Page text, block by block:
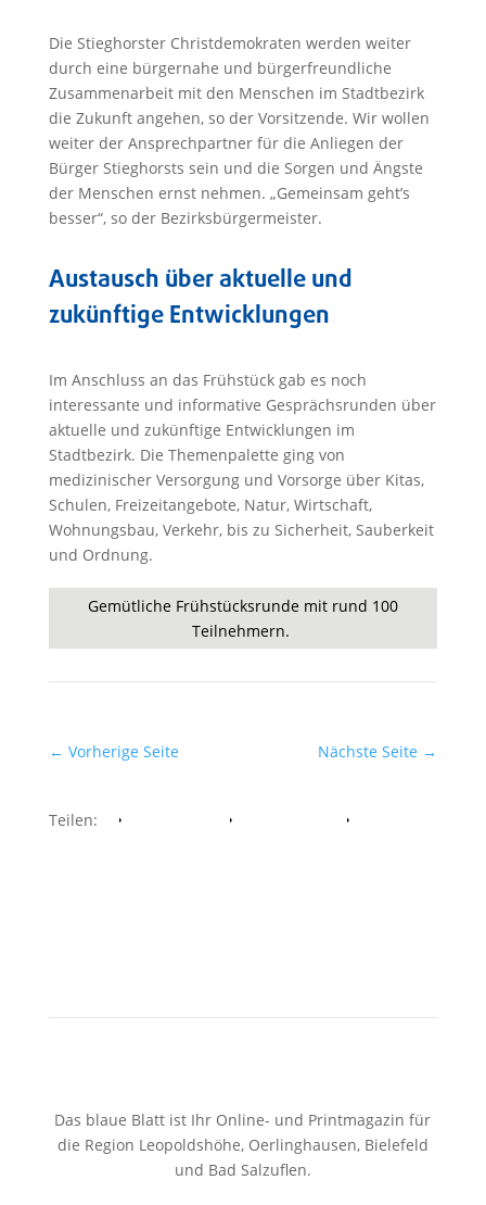
Die Stieghorster Christdemokraten werden weiter
durch eine bürgernahe und bürgerfreundliche
Zusammenarbeit mit den Menschen im Stadtbezirk
die Zukunft angehen, so der Vorsitzende. Wir wollen
weiter der Ansprechpartner für die Anliegen der
Bürger Stieghorsts sein und die Sorgen und Ängste
der Menschen ernst nehmen. „Gemeinsam geht’s
besser“, so der Bezirksbürgermeister.
Austausch über aktuelle und
zukünftige Entwicklungen
Im Anschluss an das Frühstück gab es noch
interessante und informative Gesprächsrunden über
aktuelle und zukünftige Entwicklungen im
Stadtbezirk. Die Themenpalette ging von
medizinischer Versorgung und Vorsorge über Kitas,
Schulen, Freizeitangebote, Natur, Wirtschaft,
Wohnungsbau, Verkehr, bis zu Sicherheit, Sauberkeit
und Ordnung.
Gemütliche Frühstücksrunde mit rund 100
Teilnehmern.
← Vorherige Seite Nächste Seite →
Teilen: Facebook Whatsapp Twitter
Das blaue Blatt ist Ihr Online- und Printmagazin für
die Region Leopoldshöhe, Oerlinghausen, Bielefeld
und Bad Salzuflen.